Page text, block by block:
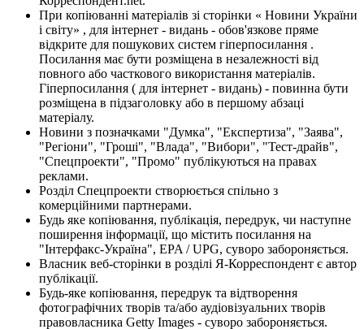
При копіюванні матеріалів зі сторінки « Новини України
і світу» , для інтернет - видань - обов'язкове пряме
відкрите для пошукових систем гіперпосилання .
Посилання має бути розміщена в незалежності від
повного або часткового використання матеріалів.
Гіперпосилання ( для інтернет - видань) - повинна бути
розміщена в підзаголовку або в першому абзаці
матеріалу.
Новини з позначками "Думка", "Експертиза", "Заява",
"Регіони", "Гроші", "Влада", "Вибори", "Тест-драйв",
"Спецпроекти", "Промо" публікуються на правах
реклами.
Розділ Спецпроекти створюється спільно з
комерційними партнерами.
Будь яке копіювання, публікація, передрук, чи наступне
поширення інформації, що містить посилання на
"Інтерфакс-Україна", EPA / UPG, суворо забороняється.
Власник веб-сторінки в розділі Я-Корреспондент є автор
публікації.
Будь-яке копіювання, передрук та відтворення
фотографічних творів та/або аудіовізуальних творів
правовласника Getty Images - суворо забороняється.